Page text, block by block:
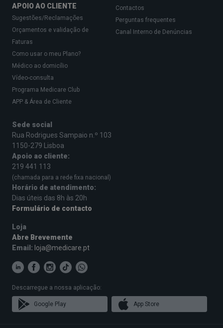
APOIO AO CLIENTE
Sugestões/Reclamações
Orçamentos e validação de
Faturas
Como usar o meu Plano?
Médico ao domicílio
Vídeo-consulta
Programa Medicare Club
APP & Área de Cliente
Contactos
Perguntas frequentes
Canal Interno de Denúncias
Sede social
Rua Rodrigues Sampaio n.º 103
1150-279 Lisboa
Apoio ao cliente:
219 441 113
(chamada para a rede fixa nacional)
Horário de atendimento:
Dias úteis das 8h às 20h
Formulário de contacto
Loja
Abre Brevemente
Email: loja@medicare.pt
Descarregue a nossa aplicação:
Google Play App Store